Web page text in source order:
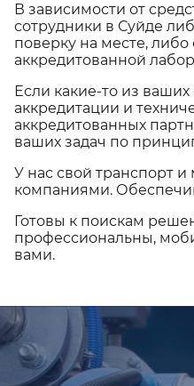
В зависимости от
сотрудники в Суйде
поверку на месте,
аккредитованной
Если какие-то из
аккредитации и
аккредитованных
ваших задач по
У нас свой транспорт
компаниями.
Готовы к поискам
профессиональны,
вами.